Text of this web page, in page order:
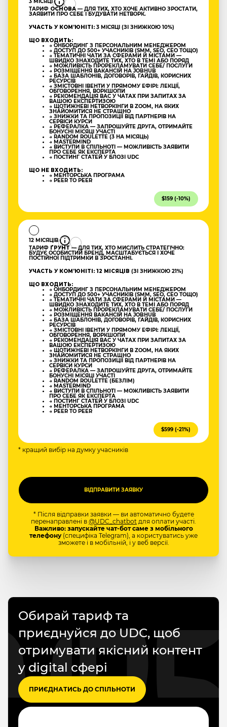
ТАРИФ ОСНОВА — ДЛЯ ТИХ, ХТО ХОЧЕ АКТИВНО ЗРОСТАТИ,
ЗАЯВИТИ ПРО СЕБЕ І БУДУВАТИ НЕТВОРК.
УЧАСТЬ У КОМʼЮНІТІ: 3 МІСЯЦІ (ЗІ ЗНИЖКОЮ 10%)
ЩО ВХОДИТЬ:
→ ОНБОРДИНГ З ПЕРСОНАЛЬНИМ МЕНЕДЖЕРОМ
→ ДОСТУП ДО 500+ УЧАСНИКІВ (SMM, SEO, CEO ТОЩО)
→ ТЕМАТИЧНІ ЧАТИ ЗА СФЕРАМИ Й МІСТАМИ —
ШВИДКО ЗНАХОДИТЕ ТИХ, ХТО В ТЕМІ АБО ПОРЯД
→ МОЖЛИВІСТЬ ПРОРЕКЛАМУВАТИ СЕБЕ/ ПОСЛУГИ
→ РОЗМІЩЕННЯ ВАКАНСІЙ НА JOBHUB
→ БАЗА ШАБЛОНІВ, ДОГОВОРІВ, ГАЙДІВ, КОРИСНИХ
РЕСУРСІВ
→ ЗМІСТОВНІ ІВЕНТИ У ПРЯМОМУ ЕФІРІ: ЛЕКЦІЇ,
ОБГОВОРЕННЯ, ВОРКШОПИ
→ РЕКОМЕНДАЦІЯ ВАС У ЧАТАХ ПРИ ЗАПИТАХ ЗА
ВАШОЮ ЕКСПЕРТИЗОЮ
→ ЩОТИЖНЕВІ НЕТВОРКІНГИ В ZOOM, НА ЯКИХ
ЗНАЙОМИТИСЯ НЕ СТРАШНО
→ ЗНИЖКИ ТА ПРОПОЗИЦІЇ ВІД ПАРТНЕРІВ НА
СЕРВІСИ КУРСИ
→ РЕФЕРАЛКА — ЗАПРОШУЙТЕ ДРУГА, ОТРИМАЙТЕ
БОНУСНІ МІСЯЦІ УЧАСТІ
→ RANDOM ROULETTE (3 НА МІСЯЦЬ)
→ MASTERMIND
→ ВИСТУПИ В СПІЛЬНОТІ — МОЖЛИВІСТЬ ЗАЯВИТИ
ПРО СЕБЕ ЯК ЕКСПЕРТА
→ ПОСТИНГ СТАТЕЙ У БЛОЗІ UDC
ЩО НЕ ВХОДИТЬ:
→ МЕНТОРСЬКА ПРОГРАМА
→ PEER TO PEER
$159 (-10%)
12 МІСЯЦІВ
ТАРИФ ҐРУНТ — ДЛЯ ТИХ, ХТО МИСЛИТЬ СТРАТЕГІЧНО:
БУДУЄ ОСОБИСТИЙ БРЕНД, МАСШТАБУЄТЬСЯ І ХОЧЕ
ПОСТІЙНОЇ ПІДТРИМКИ В ЗРОСТАННІ.
УЧАСТЬ У КОМʼЮНІТІ: 12 МІСЯЦІВ (ЗІ ЗНИЖКОЮ 21%)
ЩО ВХОДИТЬ:
→ ОНБОРДИНГ З ПЕРСОНАЛЬНИМ МЕНЕДЖЕРОМ
→ ДОСТУП ДО 500+ УЧАСНИКІВ (SMM, SEO, CEO ТОЩО)
→ ТЕМАТИЧНІ ЧАТИ ЗА СФЕРАМИ Й МІСТАМИ —
ШВИДКО ЗНАХОДИТЕ ТИХ, ХТО В ТЕМІ АБО ПОРЯД
→ МОЖЛИВІСТЬ ПРОРЕКЛАМУВАТИ СЕБЕ/ ПОСЛУГИ
→ РОЗМІЩЕННЯ ВАКАНСІЙ НА JOBHUB
→ БАЗА ШАБЛОНІВ, ДОГОВОРІВ, ГАЙДІВ, КОРИСНИХ
РЕСУРСІВ
→ ЗМІСТОВНІ ІВЕНТИ У ПРЯМОМУ ЕФІРІ: ЛЕКЦІЇ,
ОБГОВОРЕННЯ, ВОРКШОПИ
→ РЕКОМЕНДАЦІЯ ВАС У ЧАТАХ ПРИ ЗАПИТАХ ЗА
ВАШОЮ ЕКСПЕРТИЗОЮ
→ ЩОТИЖНЕВІ НЕТВОРКІНГИ В ZOOM, НА ЯКИХ
ЗНАЙОМИТИСЯ НЕ СТРАШНО
→ ЗНИЖКИ ТА ПРОПОЗИЦІЇ ВІД ПАРТНЕРІВ НА
СЕРВІСИ КУРСИ
→ РЕФЕРАЛКА — ЗАПРОШУЙТЕ ДРУГА, ОТРИМАЙТЕ
БОНУСНІ МІСЯЦІ УЧАСТІ
→ RANDOM ROULETTE (БЕЗЛІМ)
→ MASTERMIND
→ ВИСТУПИ В СПІЛЬНОТІ — МОЖЛИВІСТЬ ЗАЯВИТИ
ПРО СЕБЕ ЯК ЕКСПЕРТА
→ ПОСТИНГ СТАТЕЙ У БЛОЗІ UDC
→ МЕНТОРСЬКА ПРОГРАМА
→ PEER TO PEER
$599 (-21%)
* кращий вибір на думку учасників
* Після відправки заявки — ви автоматично будете
перенаправлені в @UDC_chatbot для оплати участі.
Важливо: запускайте чат-бот саме з мобільного
телефону(специфіка Telegram), а користуватись уже
зможете і в мобільній, і у веб версії.
Обирай тариф та
приєднуйся до UDC, щоб
отримувати якісний контент
у digital сфері
ПРИЄДНАТИСЬ ДО СПІЛЬНОТИ